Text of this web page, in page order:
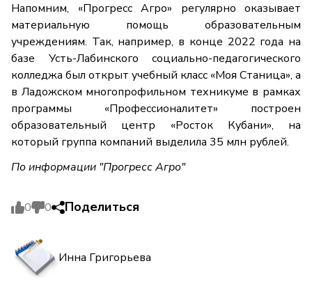
Напомним, «Прогресс Агро» регулярно оказывает
материальную помощь образовательным
учреждениям. Так, например, в конце 2022 года на
базе Усть-Лабинского социально-педагогического
колледжа был открыт учебный класс «Моя Станица», а
в Ладожском многопрофильном техникуме в рамках
программы «Профессионалитет» построен
образовательный центр «Росток Кубани», на
который группа компаний выделила 35 млн рублей.
По информации "Прогресс Агро"
0 0 Поделиться
Инна Григорьева